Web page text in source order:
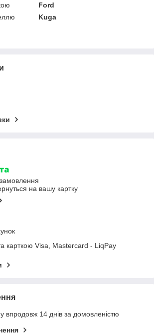
Ford
Kuga
на вашу картку
карткою Visa, Mastercard - LiqPay
впродовж 14 днів за домовленістю